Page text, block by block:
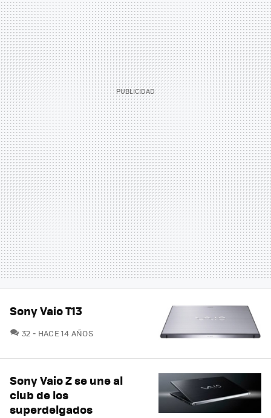
Sony Vaio T13
32 COMENTARIOS
HACE 14 AÑOS
Sony Vaio Z se une al
club de los
superdelgados